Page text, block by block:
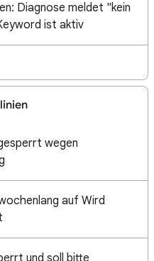
Diagnose meldet "kein
ist aktiv
wegen
auf Wird
und soll bitte